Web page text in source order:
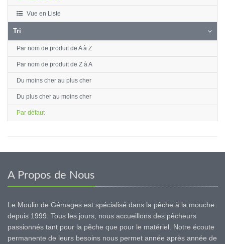
Vue en Liste
Tri
Par nom de produit de A à Z
Par nom de produit de Z à A
Du moins cher au plus cher
Du plus cher au moins cher
Par défaut
A Propos de Nous
Le Moulin de Gémages est spécialisé dans la pêche à la mouche
depuis 1999. Tous les jours, nous accueillons des pêcheurs
passionnés tant pour la pêche que pour le matériel. Notre écoute
permanente de leurs besoins nous permet année après année de